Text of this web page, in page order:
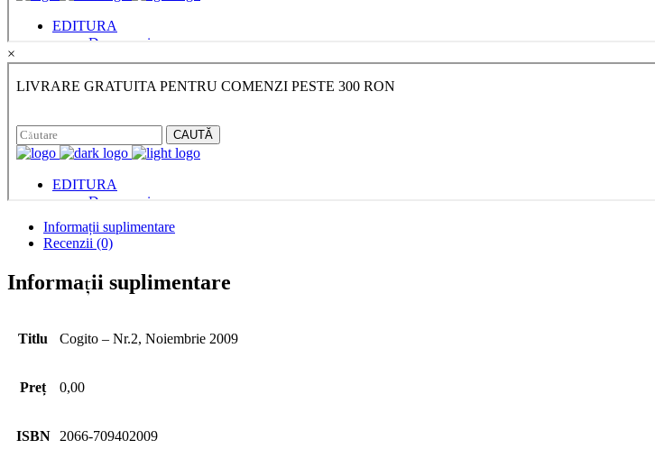
×
Informații suplimentare
Recenzii (0)
Informații suplimentare
Titlu Cogito – Nr.2, Noiembrie 2009
Preț 0,00
ISBN 2066-709402009